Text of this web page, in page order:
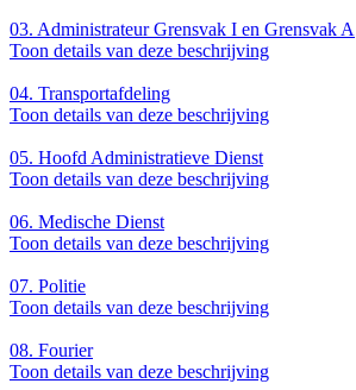
03. Administrateur Grensvak I en Grensvak A
Toon details van deze beschrijving
04. Transportafdeling
Toon details van deze beschrijving
05. Hoofd Administratieve Dienst
Toon details van deze beschrijving
06. Medische Dienst
Toon details van deze beschrijving
07. Politie
Toon details van deze beschrijving
08. Fourier
Toon details van deze beschrijving